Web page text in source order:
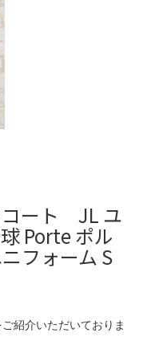
ート JL ユ
Porte ポル
フォーム S
紹介いただいておりま